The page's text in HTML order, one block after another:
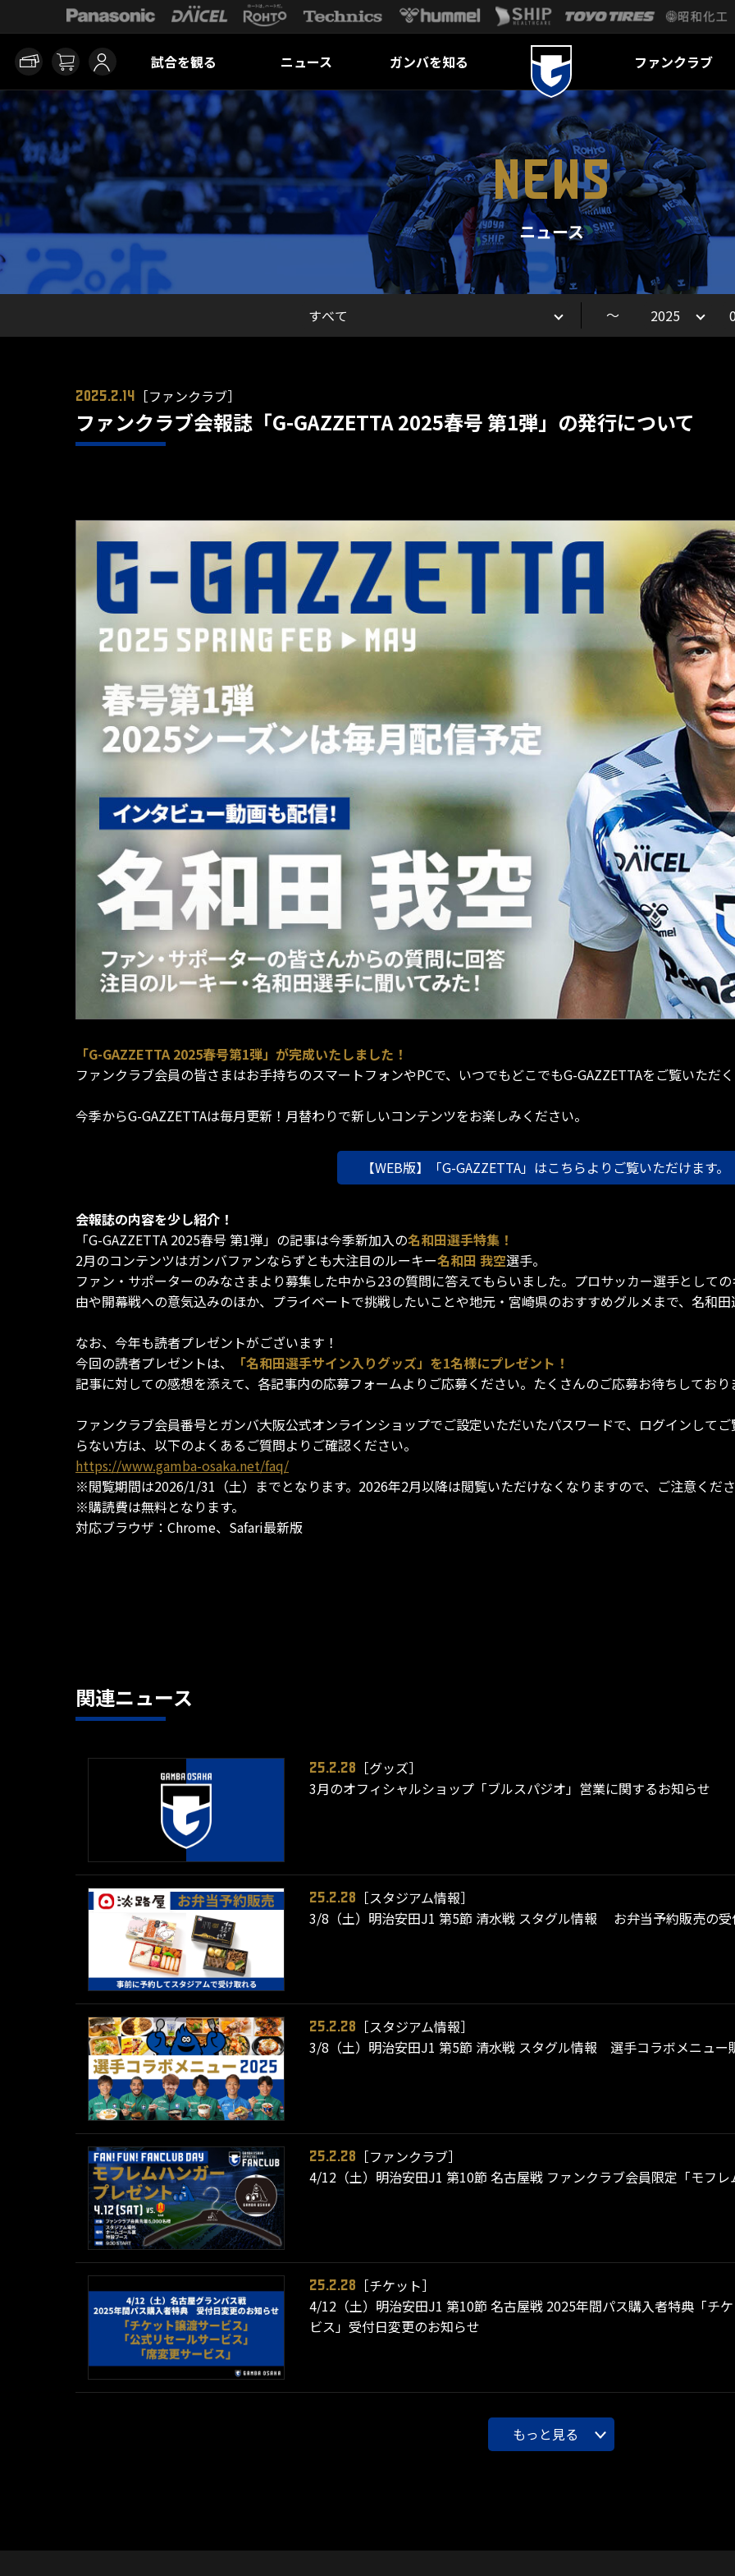
試合を観る ニュース ガンバを知る ファンクラブ
NEWS
ニュース
～
2025.2.14 ［ファンクラブ］
ファンクラブ会報誌「G-GAZZETTA 2025春号 第1弾」の発行について
「G-GAZZETTA 2025春号第1弾」が完成いたしました！
ファンクラブ会員の皆さまはお手持ちのスマートフォンやPCで、いつでもどこでもG-GAZZETTAをご覧いただ
今季からG-GAZZETTAは毎月更新！月替わりで新しいコンテンツをお楽しみください。
【WEB版】「G-GAZZETTA」はこちらよりご覧いただけます。
会報誌の内容を少し紹介！
「G-GAZZETTA 2025春号 第1弾」の記事は今季新加入の名和田選手特集！
2月のコンテンツはガンバファンならずとも大注目のルーキー名和田 我空選手。
ファン・サポーターのみなさまより募集した中から23の質問に答えてもらいました。プロサッカー選手として
由や開幕戦への意気込みのほか、プライベートで挑戦したいことや地元・宮崎県のおすすめグルメまで、名和
なお、今年も読者プレゼントがございます！
今回の読者プレゼントは、
「名和田選手サイン入りグッズ」を1名様にプレゼント！
記事に対しての感想を添えて、各記事内の応募フォームよりご応募ください。たくさんのご応募お待ちしており
ファンクラブ会員番号とガンバ大阪公式オンラインショップでご設定いただいたパスワードで、ログインして
らない方は、以下のよくあるご質問よりご確認ください。
https://www.gamba-osaka.net/faq/
※閲覧期間は2026/1/31（土）までとなります。2026年2月以降は閲覧いただけなくなりますので、ご注意くだ
※購読費は無料となります。
対応ブラウザ：Chrome、Safari最新版
関連ニュース
25.2.28
［グッズ］
3月のオフィシャルショップ「ブルスパジオ」営業に関するお知らせ
25.2.28
［スタジアム情報］
3/8（土）明治安田J1 第5節 清水戦 スタグル情報 お弁当予約販売の受
25.2.28
［スタジアム情報］
3/8（土）明治安田J1 第5節 清水戦 スタグル情報 選手コラボメニュー
25.2.28
［ファンクラブ］
4/12（土）明治安田J1 第10節 名古屋戦 ファンクラブ会員限定「モフ
25.2.28
［チケット］
4/12（土）明治安田J1 第10節 名古屋戦 2025年間パス購入者特典「チ
ビス」受付日変更のお知らせ
もっと見る